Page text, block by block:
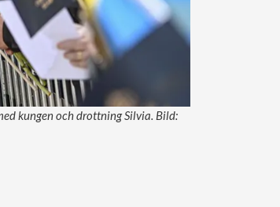
kungen och drottning Silvia. Bild: